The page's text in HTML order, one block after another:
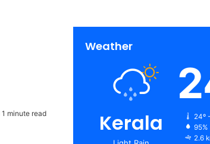
1 minute read
Weather
Kerala
24º
95%
2.6